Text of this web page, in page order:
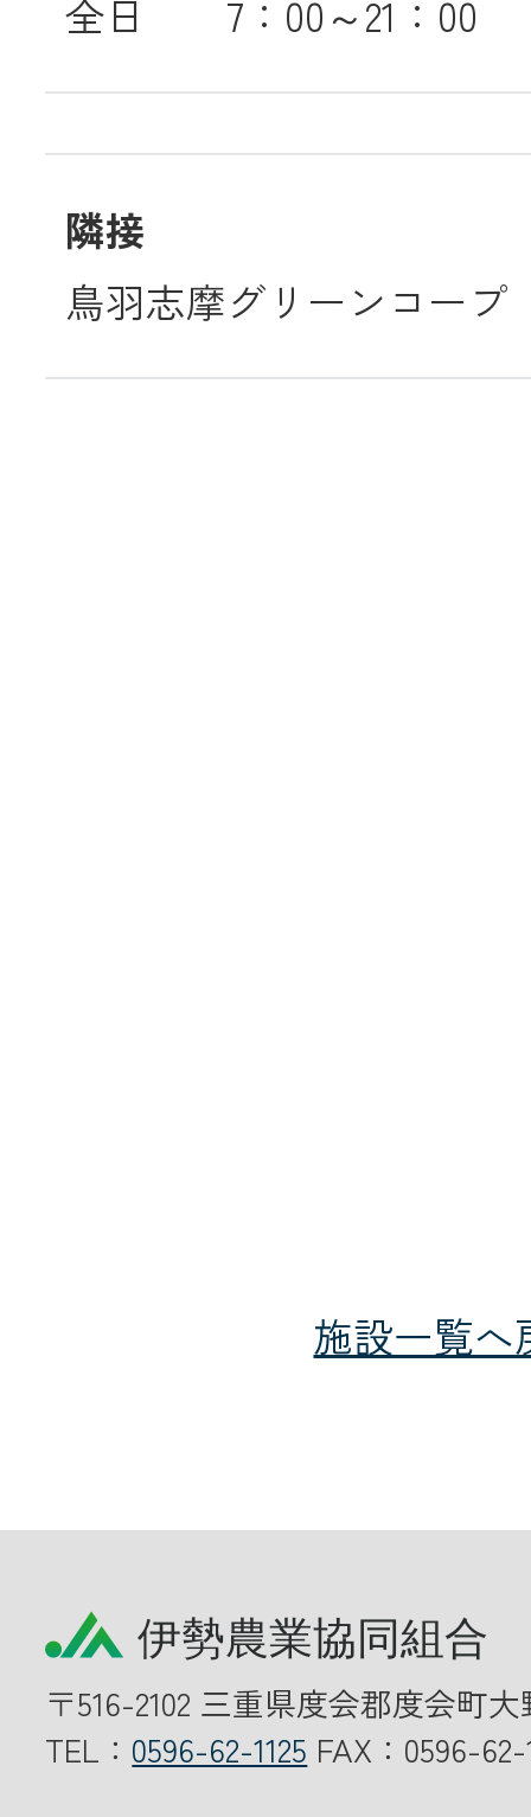
全日 7：00～21：00
隣接
鳥羽志摩グリーンコープ
施設一覧へ
〒516-2102 三重県度会郡度会町
TEL： 0596-62-1125 FAX：0596-62-